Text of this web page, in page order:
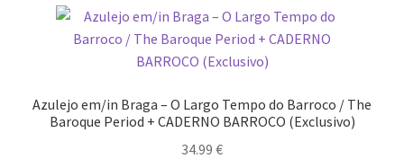
Azulejo em/in Braga – O Largo Tempo do Barroco / The
Baroque Period + CADERNO BARROCO (Exclusivo)
34.99 €